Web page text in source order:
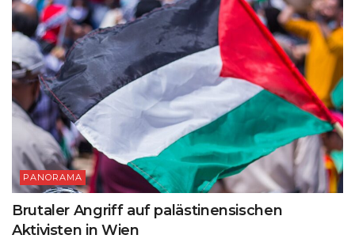
PANORAMA
Brutaler Angriff auf palästinensischen
Aktivisten in Wien